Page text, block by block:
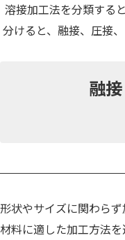
溶接加工法を分類する
分けると、融接、圧接
融接
形状やサイズに関わらず
材料に適した加工方法を